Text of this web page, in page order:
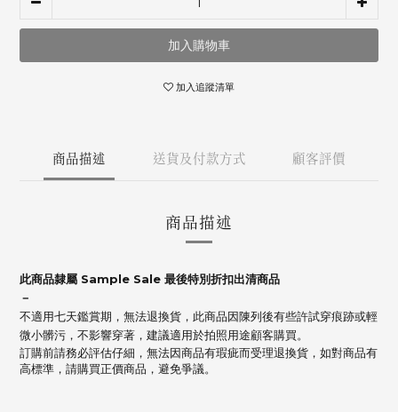
加入購物車
加入追蹤清單
商品描述 送貨及付款方式 顧客評價
商品描述
此商品隸屬 Sample Sale 最後特別折扣出清商品
－
不適用七天鑑賞期，無法退換貨，此商品因陳列後有些許試穿痕跡或輕
微小髒污，不影響穿著，建議適用於拍照用途顧客購買。
訂購前請務必評估仔細，無法因商品有瑕疵而受理退換貨，如對商品有
高標準，請購買正價商品，避免爭議。